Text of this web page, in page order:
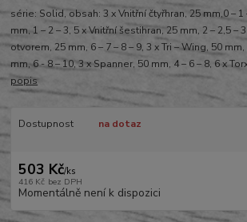
série: Solid, obsah: 3 x Vnitřní čtyřhran, 25 mm,0 – 1
mm, 1 – 2 – 3, 5 x Vnitřní šestihran, 25 mm, 2 – 2,5 –
otvorem, 25 mm, 6 – 7 – 8 – 9, 3 x Tri – Wing, 50 mm,
mm, 6 - 8 – 10, 3 x Spanner, 50 mm, 4 – 6 – 8, 6 x
popis
Dostupnost na dotaz
503 Kč/ks
416 Kč bez DPH
Momentálně není k dispozici